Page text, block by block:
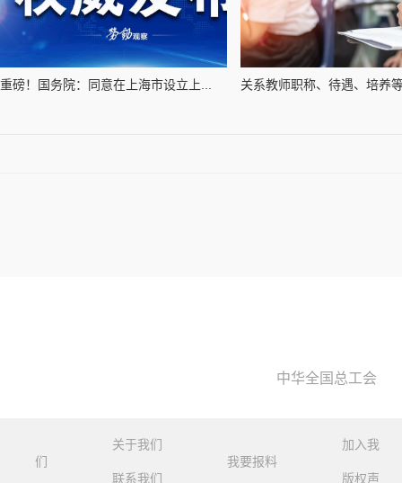
重磅！国务院：同意在上海市设立上... 关系教师职称、待遇、培养
中华全国总工会
关于我们
加入我
们
我要报料
联系我们
版权声